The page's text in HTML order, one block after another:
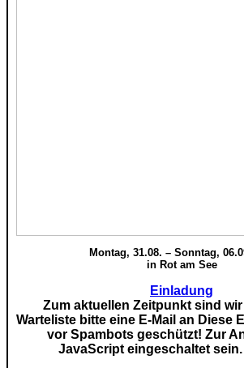
Montag, 31.08. – Sonntag,
in Rot am See
Einladung
Zum aktuellen Zeitpunkt sind
Warteliste bitte eine E-Mail an Diese
vor Spambots geschützt! Zur
JavaScript eingeschaltet sein.